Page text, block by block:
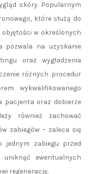
skóry. Popularnym
które służą do
objętości w określonych
pozwala na uzyskanie
oraz wygładzenia
różnych procedur
wykwalifikowanego
pacjenta oraz dobierze
również zachować
zabiegów – zaleca się
jednym zabiegu przed
ewentualnych
regenerację.